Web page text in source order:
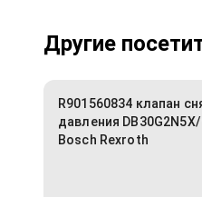
Другие
R901560834 клапан
давления
Bosch Rexroth